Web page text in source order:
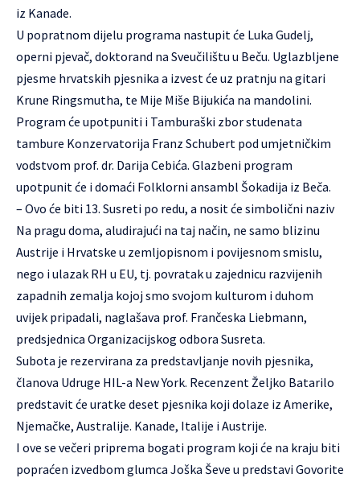
iz Kanade.
U popratnom dijelu programa nastupit će Luka Gudelj,
operni pjevač, doktorand na Sveučilištu u Beču. Uglazbljene
pjesme hrvatskih pjesnika a izvest će uz pratnju na gitari
Krune Ringsmutha, te Mije Miše Bijukića na mandolini.
Program će upotpuniti i Tamburaški zbor studenata
tambure Konzervatorija Franz Schubert pod umjetničkim
vodstvom prof. dr. Darija Cebića. Glazbeni program
upotpunit će i domaći Folklorni ansambl Šokadija iz Beča.
– Ovo će biti 13. Susreti po redu, a nosit će simbolični naziv
Na pragu doma, aludirajući na taj način, ne samo blizinu
Austrije i Hrvatske u zemljopisnom i povijesnom smislu,
nego i ulazak RH u EU, tj. povratak u zajednicu razvijenih
zapadnih zemalja kojoj smo svojom kulturom i duhom
uvijek pripadali, naglašava prof. Frančeska Liebmann,
predsjednica Organizacijskog odbora Susreta.
Subota je rezervirana za predstavljanje novih pjesnika,
članova Udruge HIL-a New York. Recenzent Željko Batarilo
predstavit će uratke deset pjesnika koji dolaze iz Amerike,
Njemačke, Australije. Kanade, Italije i Austrije.
I ove se večeri priprema bogati program koji će na kraju biti
popraćen izvedbom glumca Joška Ševe u predstavi Govorite